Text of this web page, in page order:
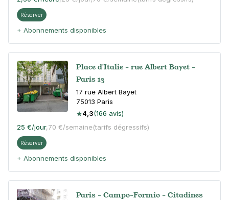
Réserver
+ Abonnements disponibles
Place d'Italie - rue Albert Bayet -
Paris 13
17 rue Albert Bayet
75013 Paris
4,3(166 avis)
25 €/jour,70 €/semaine(tarifs dégressifs)
Réserver
+ Abonnements disponibles
Paris - Campo-Formio - Citadines